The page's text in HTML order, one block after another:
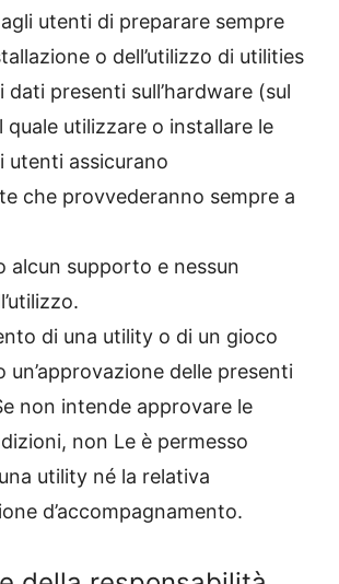
utenti di preparare sempre
o dell’utilizzo di utilities
dati presenti sull’hardware (sul
quale utilizzare o installare le
utenti assicurano
che provvederanno sempre a
alcun supporto e nessun
di una utility o di un gioco
un’approvazione delle presenti
non intende approvare le
non Le è permesso
utility né la relativa
d’accompagnamento.